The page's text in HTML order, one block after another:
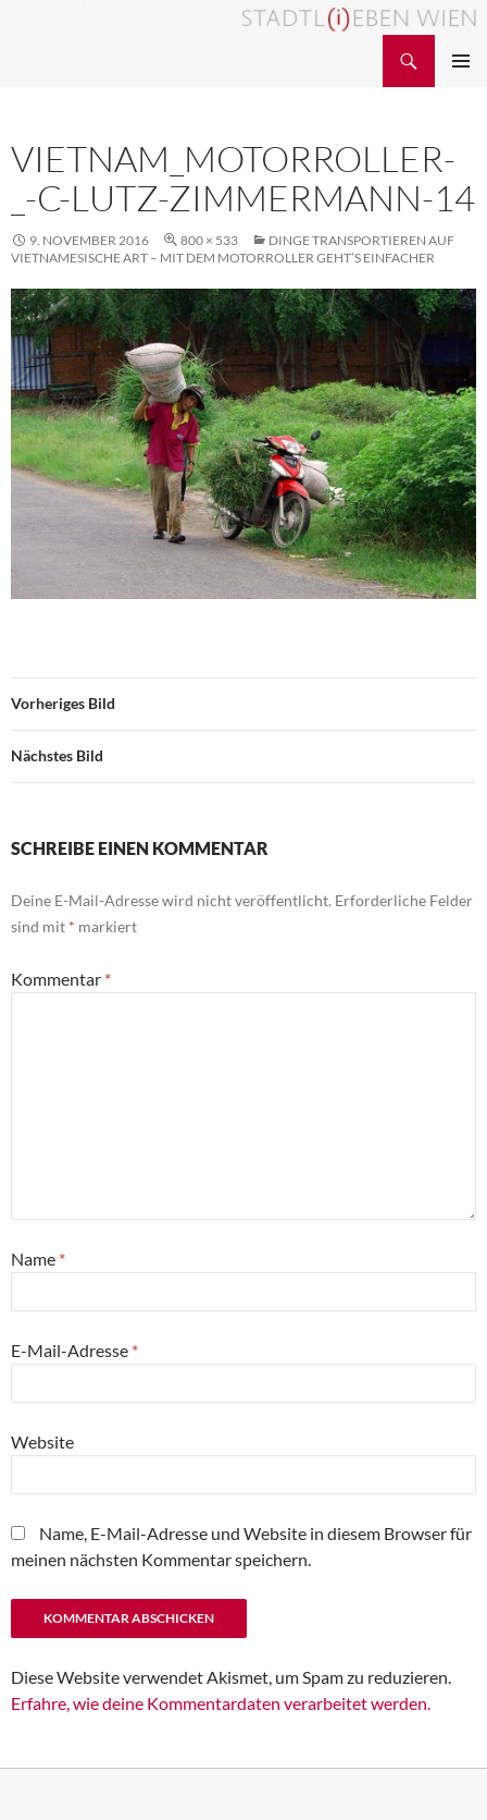
VIETNAM_MOTORROLLER-
_-C-LUTZ-ZIMMERMANN-14
9. NOVEMBER 2016 800 × 533
DINGE TRANSPORTIEREN AUF
VIETNAMESISCHE ART – MIT DEM MOTORROLLER GEHT’S EINFACHER
Vorheriges Bild
Nächstes Bild
SCHREIBE EINEN KOMMENTAR
Deine E-Mail-Adresse wird nicht veröffentlicht. Erforderliche Felder
sind mit * markiert
Kommentar *
Name *
E-Mail-Adresse *
Website
Name, E-Mail-Adresse und Website in diesem Browser für
meinen nächsten Kommentar speichern.
Diese Website verwendet Akismet, um Spam zu reduzieren.
Erfahre, wie deine Kommentardaten verarbeitet werden.